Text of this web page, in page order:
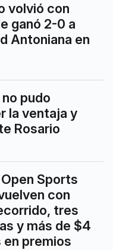
volvió con
ganó 2-0 a
Antoniana en
pudo
la ventaja y
Rosario
Sports
con
tres
y más de $4
en premios